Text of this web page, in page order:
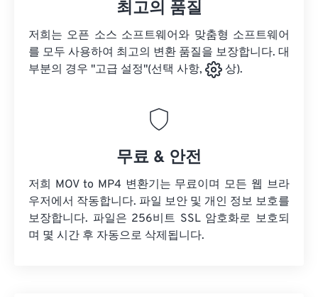
최고의 품질
저희는 오픈 소스 소프트웨어와 맞춤형 소프트웨어
를 모두 사용하여 최고의 변환 품질을 보장합니다. 대
부분의 경우 "고급 설정"(선택 사항,
상).
무료 & 안전
저희 MOV to MP4 변환기는 무료이며 모든 웹 브라
우저에서 작동합니다. 파일 보안 및 개인 정보 보호를
보장합니다. 파일은 256비트 SSL 암호화로 보호되
며 몇 시간 후 자동으로 삭제됩니다.